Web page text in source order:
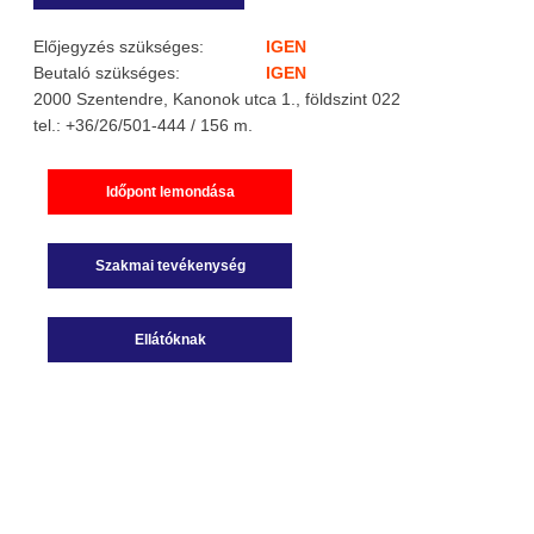
Előjegyzés szükséges: IGEN
Beutaló szükséges: IGEN
2000 Szentendre, Kanonok utca 1., földszint 022
tel.: +36/26/501-444 / 156 m.